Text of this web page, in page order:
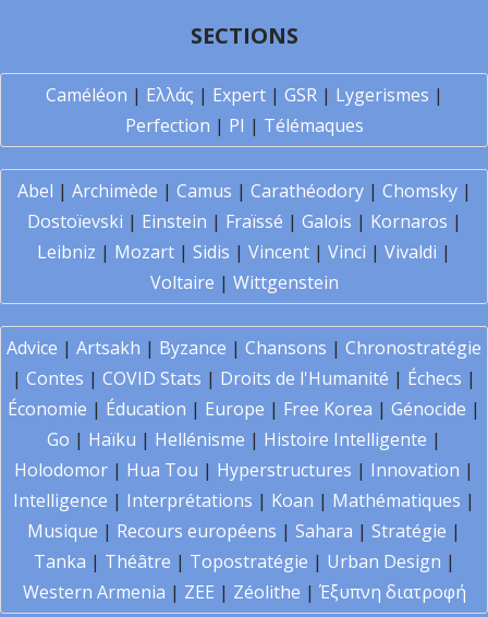
SECTIONS
Caméléon | Ελλάς | Expert| GSR| Lygerismes |
Perfection | PI | Télémaques
Abel | Archimède | Camus | Carathéodory| Chomsky|
Dostoïevski | Einstein | Fraïssé | Galois | Kornaros |
Leibniz | Mozart | Sidis | Vincent | Vinci | Vivaldi |
Voltaire | Wittgenstein
Advice | Artsakh | Byzance | Chansons | Chronostratégie
| Contes | COVID Stats | Droits de l'Humanité | Échecs |
Économie | Éducation | Europe | Free Korea | Génocide |
Go | Haïku | Hellénisme | Histoire Intelligente |
Holodomor | Hua Tou | Hyperstructures | Innovation |
Intelligence | Interprétations | Koan | Mathématiques |
Musique | Recours européens | Sahara | Stratégie |
Tanka | Théâtre | Topostratégie | Urban Design |
Western Armenia | ZEE | Zéolithe | Έξυπνη διατροφή